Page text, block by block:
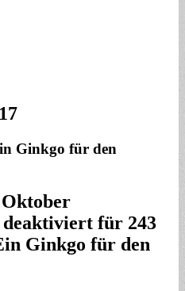
Ginkgo für den
Oktober
für 243
Ginkgo für den